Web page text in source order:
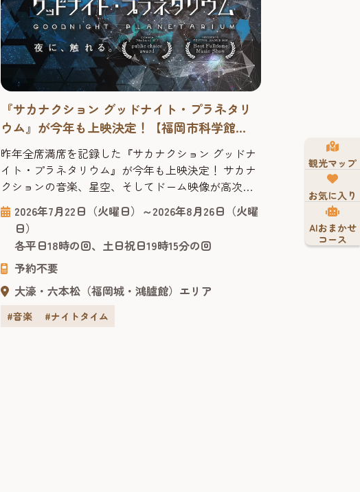
『サカナクション グッドナイト・プラネタリ
ウム』が今年も上映決定！【福岡市科学館
ドームシアター】2026年
昨年全席満席を記録した『サカナクション グッドナ
イト・プラネタリウム』が今年も上映決定！ サカナ
クションの音楽、星空、そしてドーム映像が高次元
でシンクロする『サカナクション グッドナイト・プ
ラネタリウム』の上映が今年も決定しました。昨年
の夏季上映のチケットは全上映完売を記録。公開か
ら10年以上の年月を経ても色褪せる事なく、多くの
人々に愛されるプラネタリウム作品です。 福岡市科
学館ドームシア...
2026年7月22日（火曜日）～2026年8月26日（火曜
日）
各平日18時の回、土日祝日19時15分の回
予約不要
大濠・六本松（福岡城・鴻臚館）エリア
#音楽 #ナイトタイム
観光マップ
お気に入り
AIおまかせ
コース